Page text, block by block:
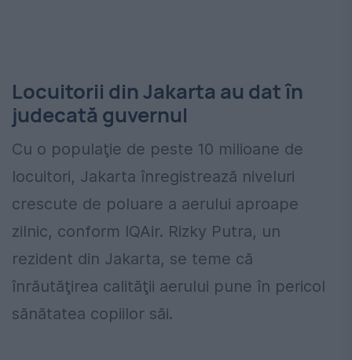
Locuitorii din Jakarta au dat în
judecată guvernul
Cu o populaţie de peste 10 milioane de
locuitori, Jakarta înregistrează niveluri
crescute de poluare a aerului aproape
zilnic, conform IQAir. Rizky Putra, un
rezident din Jakarta, se teme că
înrăutăţirea calităţii aerului pune în pericol
sănătatea copiilor săi.